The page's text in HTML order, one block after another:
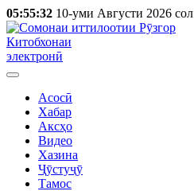
05:55:32 10-уми Августи 2026 сол
Китобхонаи
электронӣ
Асосӣ
Хабар
Аксҳо
Видео
Хазина
Ҷӯстуҷӯ
Тамос